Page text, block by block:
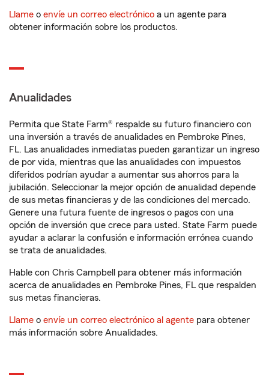
Llame o envíe un correo electrónico a un agente para
obtener información sobre los productos.
Anualidades
Permita que State Farm® respalde su futuro financiero con
una inversión a través de anualidades en Pembroke Pines,
FL. Las anualidades inmediatas pueden garantizar un ingreso
de por vida, mientras que las anualidades con impuestos
diferidos podrían ayudar a aumentar sus ahorros para la
jubilación. Seleccionar la mejor opción de anualidad depende
de sus metas financieras y de las condiciones del mercado.
Genere una futura fuente de ingresos o pagos con una
opción de inversión que crece para usted. State Farm puede
ayudar a aclarar la confusión e información errónea cuando
se trata de anualidades.
Hable con Chris Campbell para obtener más información
acerca de anualidades en Pembroke Pines, FL que respalden
sus metas financieras.
Llame o envíe un correo electrónico al agente para obtener
más información sobre Anualidades.